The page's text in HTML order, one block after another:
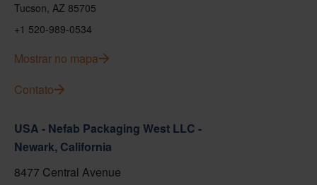
Tucson, AZ 85705
+1 520-989-0534
Mostrar no mapa
Contato
USA - Nefab Packaging West LLC -
Newark, California
8477 Central Avenue